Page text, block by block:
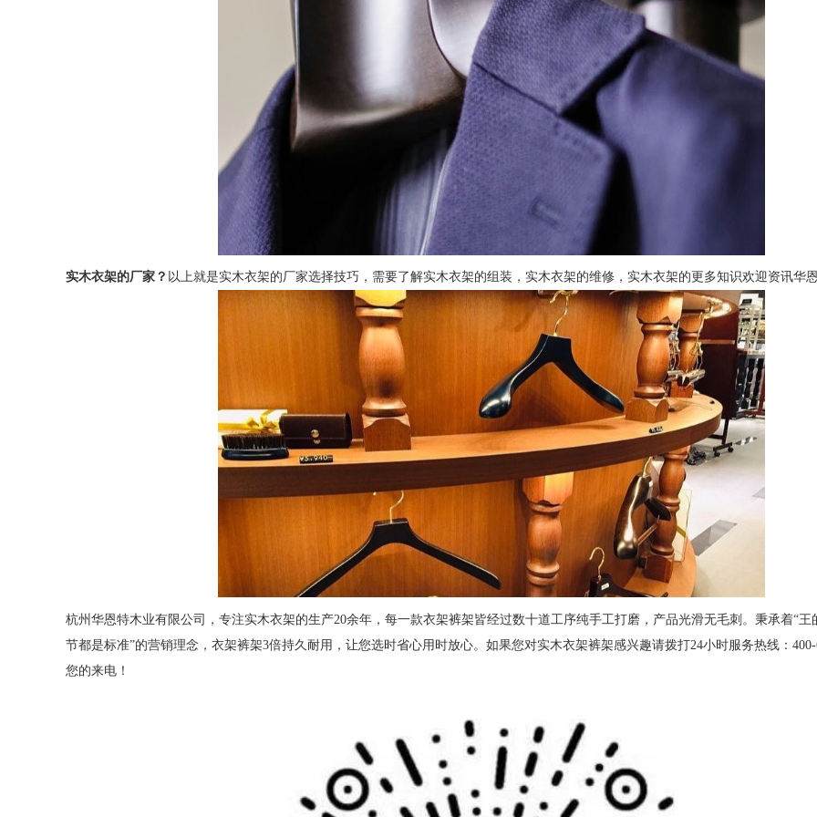
实木衣架的厂家？ 以上就是实木衣架的厂家选择技巧，需要了解实木衣架的组装，实木衣架的维修，实木衣架的更多知识欢迎资讯华恩
杭州华恩特木业有限公司，专注实木衣架的生产20余年，每一款衣架裤架皆经过数十道工序纯手工打磨，产品光滑无毛刺。秉承着“王
节都是标准”的营销理念，衣架裤架3倍持久耐用，让您选时省心用时放心。如果您对实木衣架裤架感兴趣请拨打24小时服务热线：400-
您的来电！